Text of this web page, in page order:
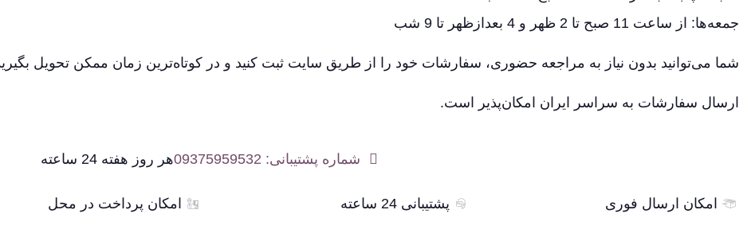
جمعه‌ها: از ساعت 11 صبح تا 2 ظهر و 4 بعدازظهر تا 9 شب
شما می‌توانید بدون نیاز به مراجعه حضوری، سفارشات خود را از طریق سایت ثبت کنید و در کوتاه‌ترین زمان ممکن تحویل
ارسال سفارشات به سراسر ایران امکان‌پذیر است.
شماره پشتیبانی: 09375959532 هر روز هفته 24 ساعته
امکان ارسال فوری پشتیبانی 24 ساعته امکان پرداخت در محل